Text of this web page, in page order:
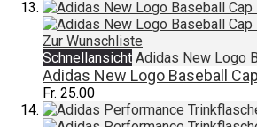
Zur Wunschliste
Schnellansicht Adidas New Logo
Adidas New Logo Baseball
Fr. 25.00